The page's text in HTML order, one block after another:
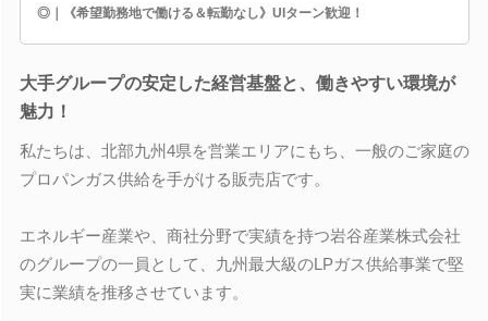
◎｜《希望勤務地で働ける＆転勤なし》UIターン歓迎！
大手グループの安定した経営基盤と、働きやすい環境が
魅力！
私たちは、北部九州4県を営業エリアにもち、一般のご家庭の
プロパンガス供給を手がける販売店です。
エネルギー産業や、商社分野で実績を持つ岩谷産業株式会社
のグループの一員として、九州最大級のLPガス供給事業で堅
実に業績を推移させています。